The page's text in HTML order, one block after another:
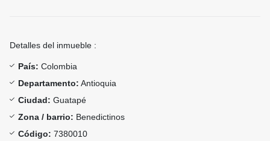
Detalles del inmueble :
País: Colombia
Departamento: Antioquia
Ciudad: Guatapé
Zona / barrio: Benedictinos
Código: 7380010